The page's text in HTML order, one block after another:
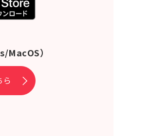
MacOS）
ら